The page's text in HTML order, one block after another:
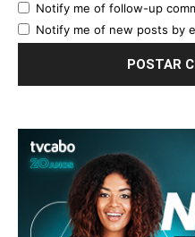
Notify me of follow-up
Notify me of new posts by